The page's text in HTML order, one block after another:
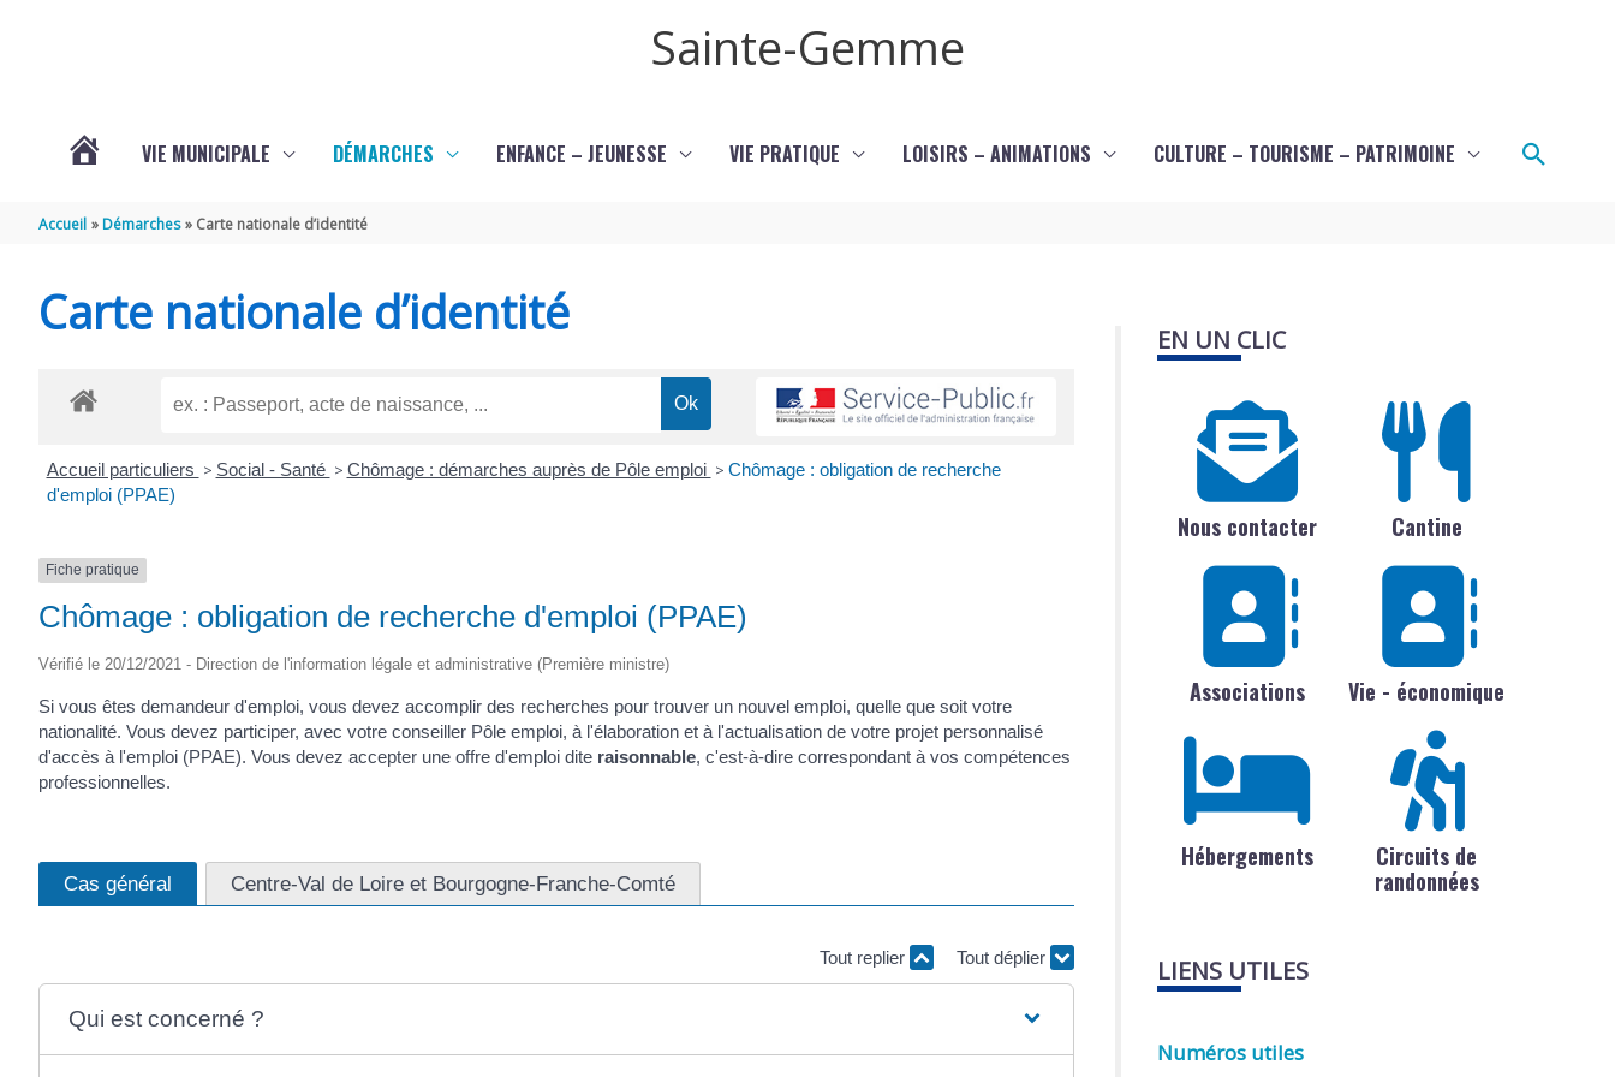
Sainte-Gemme
GEMME
VIE MUNICIPALE DÉMARCHES ENFANCE – JEUNESSE VIE PRATIQUE LOISIRS – ANIMATIONS CULTURE – TOURISME – PATRIMOINE
Accueil Démarches Carte nationale d’identité
Carte nationale d’identité
Accueil particuliers > Social - Santé > Chômage : démarches auprès de Pôle emploi > Chômage : obligation de recherche
d'emploi (PPAE)
Fiche pratique
Chômage : obligation de recherche d'emploi (PPAE)
Vérifié le 20/12/2021 - Direction de l'information légale et administrative (Première ministre)
Si vous êtes demandeur d'emploi, vous devez accomplir des recherches pour trouver un nouvel emploi, quelle que soit votre
nationalité. Vous devez participer, avec votre conseiller Pôle emploi, à l'élaboration et à l'actualisation de votre projet personnalisé
d'accès à l'emploi (PPAE). Vous devez accepter une offre d'emploi dite raisonnable, c'est-à-dire correspondant à vos compétences
professionnelles.
Cas général Centre-Val de Loire et Bourgogne-Franche-Comté
Tout replier Tout déplier
Qui est concerné ?
EN UN CLIC
Nous contacter Cantine
Associations Vie - économique
Hébergements
Circuits de
randonnées
LIENS UTILES
Numéros utiles